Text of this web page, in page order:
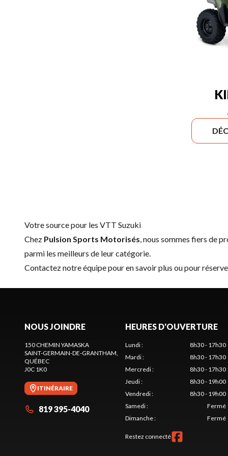
Votre source pour les VTT Suzuki
Chez Pulsion Sports Motorisés, nous sommes fiers de
parmi les meilleurs de leur catégorie.
Contactez notre équipepour en savoir plus ou pour
NOUS JOINDRE
150 CHEMIN YAMASKA
SAINT-GERMAIN-DE-GRANTHAM,
QUÉBEC
J0C 1K0
ITINÉRAIRE
819 395-4040
HEURES D'OUVERTURE
Lundi:
8h30 - 17h30
Mardi:
8h30 - 17h30
Mercredi:
8h30 - 17h30
Jeudi:
8h30 - 19h00
Vendredi:
8h30 - 19h00
Samedi:
Fermé
Dimanche: Fermé
Restez connecté